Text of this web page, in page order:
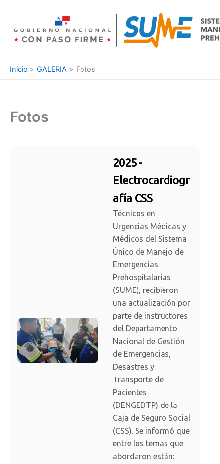
contenido
Inicio GALERIA Fotos
Fotos
2025 -
Electrocardiogr
afía CSS
Técnicos en
Urgencias Médicas y
Médicos del Sistema
Único de Manejo de
Emergencias
Prehospitalarias
(SUME), recibieron
una actualización por
parte de instructores
del Departamento
Nacional de Gestión
de Emergencias,
Desastres y
Transporte de
Pacientes
(DENGEDTP) de la
Caja de Seguro Social
(CSS). Se informó que
entre los temas que
abordaron están: